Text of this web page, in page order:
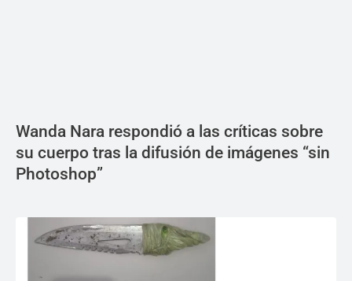
Wanda Nara respondió a las críticas sobre
su cuerpo tras la difusión de imágenes “sin
Photoshop”